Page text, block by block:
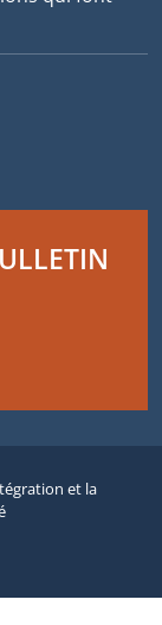
et la